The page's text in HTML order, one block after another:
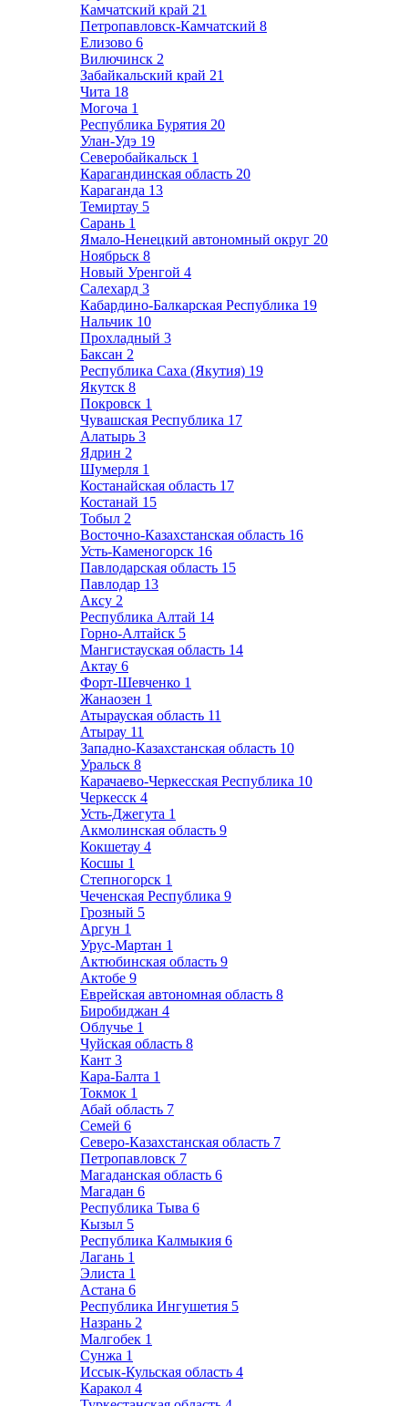
Камчатский край 21
Петропавловск-Камчатский 8
Елизово 6
Вилючинск 2
Забайкальский край 21
Чита 18
Могоча 1
Республика Бурятия 20
Улан-Удэ 19
Северобайкальск 1
Карагандинская область 20
Караганда 13
Темиртау 5
Сарань 1
Ямало-Ненецкий автономный округ 20
Ноябрьск 8
Новый Уренгой 4
Салехард 3
Кабардино-Балкарская Республика 19
Нальчик 10
Прохладный 3
Баксан 2
Республика Саха (Якутия) 19
Якутск 8
Покровск 1
Чувашская Республика 17
Алатырь 3
Ядрин 2
Шумерля 1
Костанайская область 17
Костанай 15
Тобыл 2
Восточно-Казахстанская область 16
Усть-Каменогорск 16
Павлодарская область 15
Павлодар 13
Аксу 2
Республика Алтай 14
Горно-Алтайск 5
Мангистауская область 14
Актау 6
Форт-Шевченко 1
Жанаозен 1
Атырауская область 11
Атырау 11
Западно-Казахстанская область 10
Уральск 8
Карачаево-Черкесская Республика 10
Черкесск 4
Усть-Джегута 1
Акмолинская область 9
Кокшетау 4
Косшы 1
Степногорск 1
Чеченская Республика 9
Грозный 5
Аргун 1
Урус-Мартан 1
Актюбинская область 9
Актобе 9
Еврейская автономная область 8
Биробиджан 4
Облучье 1
Чуйская область 8
Кант 3
Кара-Балта 1
Токмок 1
Абай область 7
Семей 6
Северо-Казахстанская область 7
Петропавловск 7
Магаданская область 6
Магадан 6
Республика Тыва 6
Кызыл 5
Республика Калмыкия 6
Лагань 1
Элиста 1
Астана 6
Республика Ингушетия 5
Назрань 2
Малгобек 1
Сунжа 1
Иссык-Кульская область 4
Каракол 4